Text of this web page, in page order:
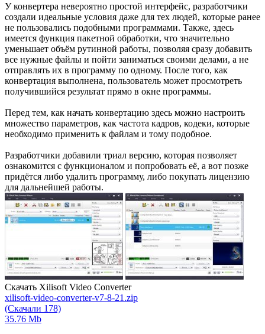
У конвертера невероятно простой интерфейс, разработчики
создали идеальные условия даже для тех людей, которые ранее
не пользовались подобными программами. Также, здесь
имеется функция пакетной обработки, что значительно
уменьшает объём рутинной работы, позволяя сразу добавить
все нужные файлы и пойти заниматься своими делами, а не
отправлять их в программу по одному. После того, как
конвертация выполнена, пользователь может просмотреть
получившийся результат прямо в окне программы.
Перед тем, как начать конвертацию здесь можно настроить
множество параметров, как частота кадров, кодеки, которые
необходимо применить к файлам и тому подобное.
Разработчики добавили триал версию, которая позволяет
ознакомится с функционалом и попробовать её, а вот позже
придётся либо удалить программу, либо покупать лицензию
для дальнейшей работы.
Скачать Xilisoft Video Converter
xilisoft-video-converter-v7-8-21.zip
(Скачали 178)
35.76 Mb